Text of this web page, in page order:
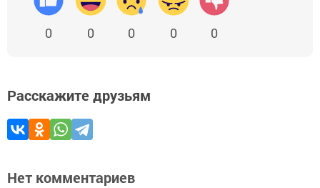
0 0 0 0 0
Расскажите друзьям
Нет комментариев